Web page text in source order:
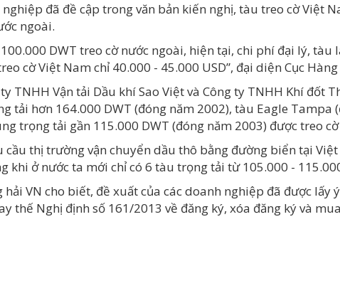
đã đề cập trong văn bản kiến nghị, tàu treo cờ Việt
ngoài.
DWT treo cờ nước ngoài, hiện tại, chi phí đại lý, tàu
cờ Việt Nam chỉ 40.000 - 45.000 USD”, đại diện Cục
TNHH Vận tải Dầu khí Sao Việt và Công ty TNHH Khí đốt
tải hơn 164.000 DWT (đóng năm 2002), tàu Eagle
trọng tải gần 115.000 DWT (đóng năm 2003) được treo
thị trường vận chuyển dầu thô bằng đường biển tại
khi ở nước ta mới chỉ có 6 tàu trọng tải từ 105.000 -
VN cho biết, đề xuất của các doanh nghiệp đã được lấy
thế Nghị định số 161/2013 về đăng ký, xóa đăng ký và